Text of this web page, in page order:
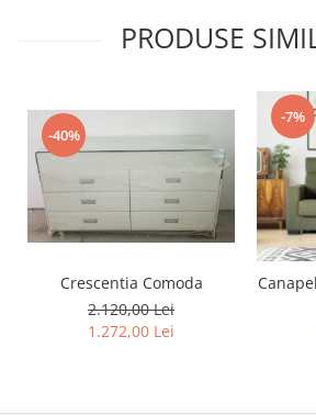
PRODUSE
-40%
Crescentia Comoda
2.120,00 Lei
1.272,00 Lei
-7%